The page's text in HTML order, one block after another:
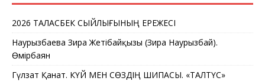
2026 ТАЛАСБЕК СЫЙЛЫҒЫНЫҢ ЕРЕЖЕСІ
Наурызбаева Зира Жетібайқызы (Зира Наурызбай).
Өмірбаян
Гүлзат Қанат. КҮЙ МЕН СӨЗДІҢ ШИПАСЫ. «ТАЛТҮС»